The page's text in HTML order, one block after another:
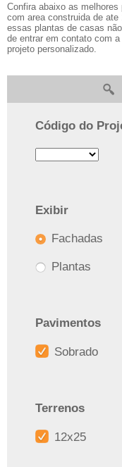
Confira abaixo as
com area construida de
essas plantas de casas
de entrar em contato com
projeto personalizado.
Código do
Exibir
Fachadas
Plantas
Pavimentos
Sobrado
Terrenos
12x25